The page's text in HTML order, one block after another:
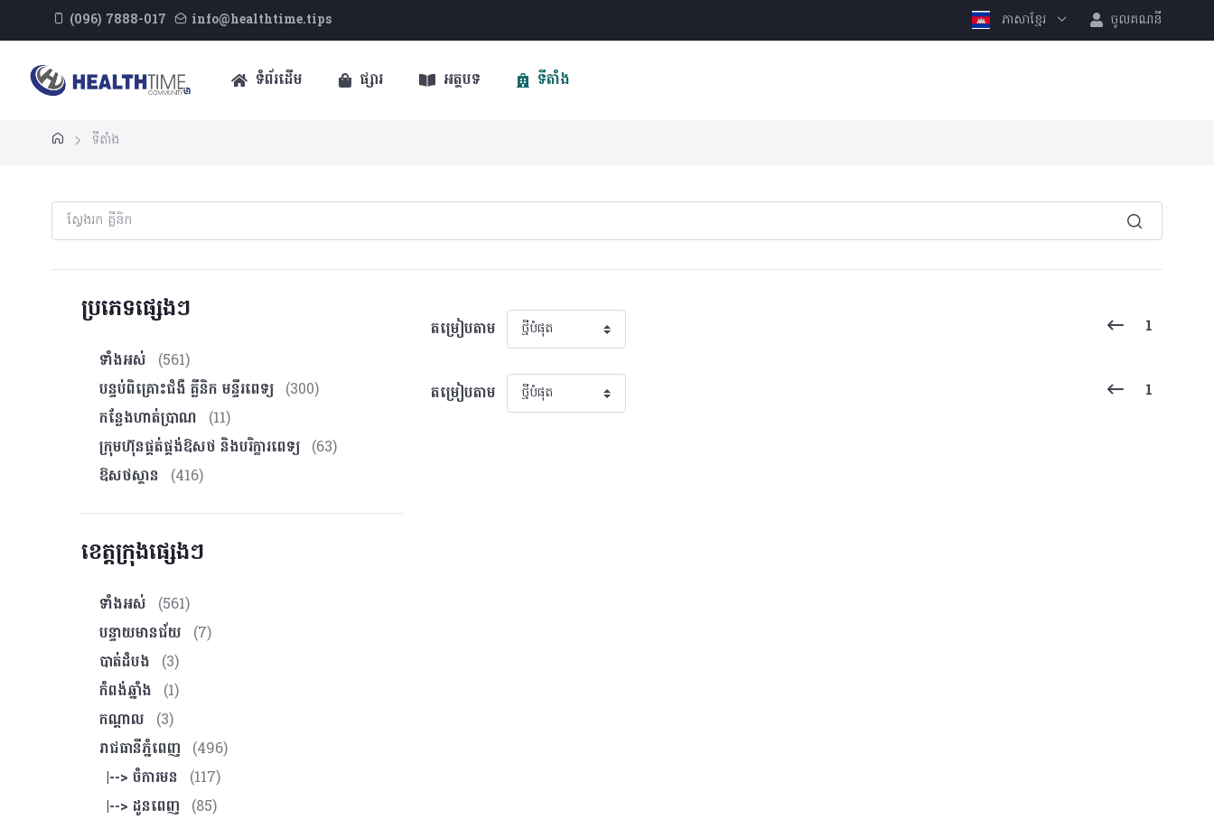
(096) 7888-017 info@healthtime.tips ភាសាខ្មែរ ចូលគណនី
ទំព័រដើម ផ្សារ អត្ថបទ ទីតាំង
ទីតាំង
ប្រភេទផ្សេងៗ
ទាំងអស់
(561)
បន្ទប់ពិគ្រោះ​ជំងឺ គ្លីនិក មន្ទីរពេទ្យ (300)
កន្លែងហាត់ប្រាណ
(11)
ក្រុមហ៊ុនផ្គត់ផ្គង់ឱសថ និងបរិក្ខារពេទ្យ (63)
ឱសថស្ថាន
(416)
ខេត្តក្រុងផ្សេងៗ
ទាំងអស់
(561)
បន្ទាយមានជ័យ
(7)
បាត់ដំបង
(3)
កំពង់ឆ្នាំង
(1)
កណ្ដាល
(3)
រាជធានីភ្នំពេញ
(496)
|--> ចំការមន
(117)
|--> ដូនពេញ
(85)
តម្រៀបតាម 1
តម្រៀបតាម 1